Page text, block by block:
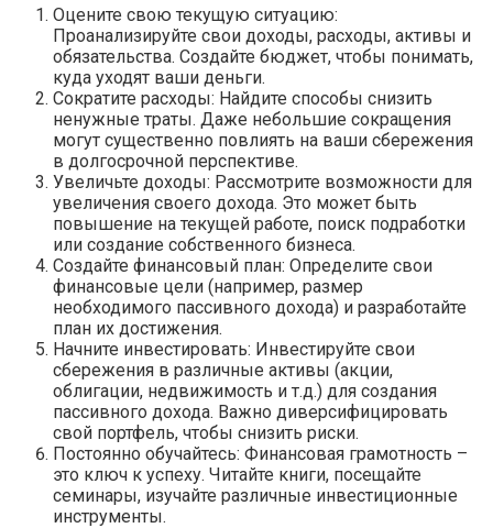
Оцените свою текущую ситуацию:
Проанализируйте свои доходы, расходы, активы и
обязательства. Создайте бюджет, чтобы понимать,
куда уходят ваши деньги.
Сократите расходы: Найдите способы снизить
ненужные траты. Даже небольшие сокращения
могут существенно повлиять на ваши сбережения
в долгосрочной перспективе.
Увеличьте доходы: Рассмотрите возможности для
увеличения своего дохода. Это может быть
повышение на текущей работе, поиск подработки
или создание собственного бизнеса.
Создайте финансовый план: Определите свои
финансовые цели (например, размер
необходимого пассивного дохода) и разработайте
план их достижения.
Начните инвестировать: Инвестируйте свои
сбережения в различные активы (акции,
облигации, недвижимость и т.д.) для создания
пассивного дохода. Важно диверсифицировать
свой портфель, чтобы снизить риски.
Постоянно обучайтесь: Финансовая грамотность –
это ключ к успеху. Читайте книги, посещайте
семинары, изучайте различные инвестиционные
инструменты.